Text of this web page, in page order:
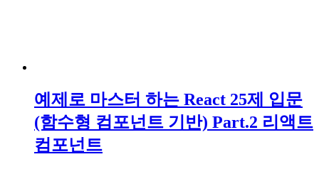
예제로 마스터 하는 React 25제 입문
(함수형 컴포넌트 기반) Part.2 리액트
컴포넌트